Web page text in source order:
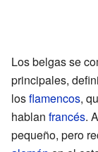
Los belgas se
principales,
losflamencos,
hablan francés.
pequeño, pero